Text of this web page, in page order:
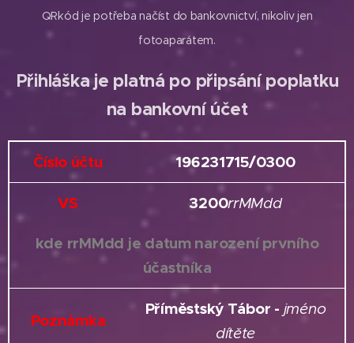
QRkód je potřeba načíst do bankovnictví, nikoliv jen
fotoaparátem.
Přihláška je platná po připsání poplatku
na bankovní účet
Číslo účtu 196231715/0300
VS 3200rrMMdd
kde rrMMdd je datum narození prvního
účastníka
Poznámka
Příměstský Tábor - jméno
dítěte